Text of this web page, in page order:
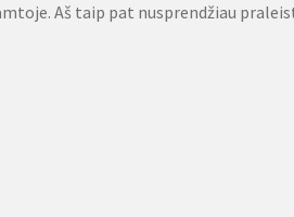
Aš taip pat nusprendžiau